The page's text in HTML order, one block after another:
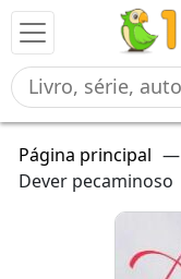
Página principal —
Dever pecaminoso